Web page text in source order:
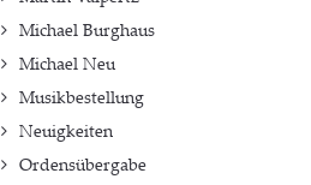
Michael Burghaus
Michael Neu
Musikbestellung
Neuigkeiten
Ordensübergabe